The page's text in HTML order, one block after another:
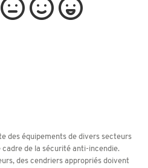
des équipements de divers secteurs
de la sécurité anti-incendie.
des cendriers appropriés doivent